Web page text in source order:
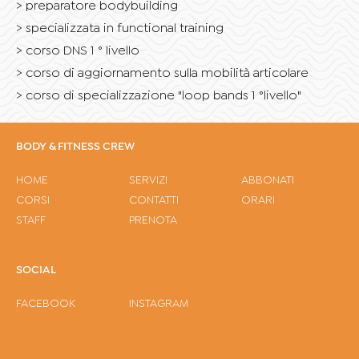
preparatore bodybuilding
specializzata in functional training
corso DNS 1 ° livello
corso di aggiornamento sulla mobilità articolare
corso di specializzazione "loop bands 1 °livello"
BODY & FITNESS CREW
HOME
CORSI
STAFF
SERVIZI
CONTATTI
PRENOTA
ABBONATI
ORARI
SOCIAL
FACEBOOK INSTAGRAM